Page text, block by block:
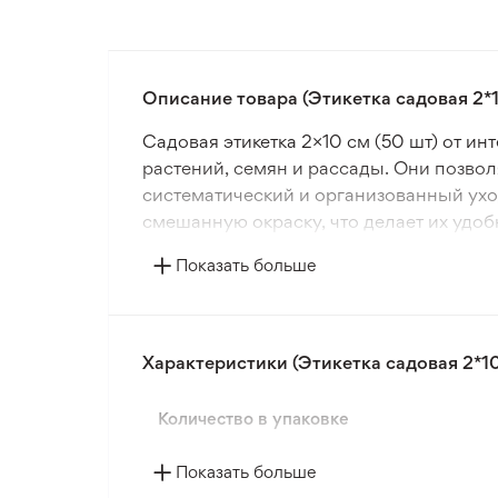
Описание товара (Этикетка садовая
Садовая этикетка 2×10 см (50 шт) от
растений, семян и рассады. Они
систематический и организованный
смешанную окраску, что делает их
Пластиковые садовые этикетки
способствует точной организации
Показать больше
Характеристики (Этикетка садовая
Количество в упаковке
Показать больше